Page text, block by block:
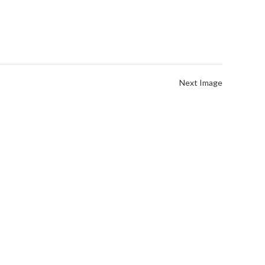
Next Image